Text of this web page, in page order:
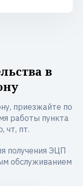
в
приезжайте по
работы пункта
чт, пт.
получения ЭЦП
обслуживанием